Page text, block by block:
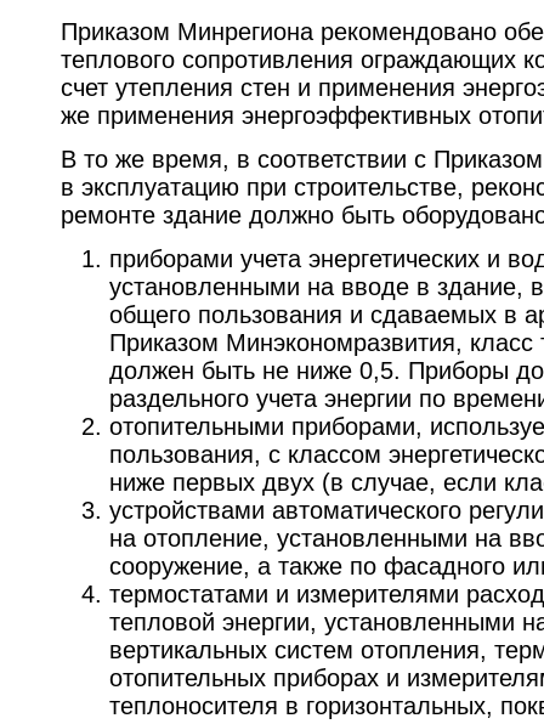
Приказом Минрегиона рекомендовано
теплового сопротивления ограждающих
счет утепления стен и применения
же применения энергоэффективных
В то же время, в соответствии с
в эксплуатацию при строительстве,
ремонте здание должно быть
приборами учета энергетических и
установленными на вводе в здание,
общего пользования и сдаваемых в
Приказом Минэкономразвития, класс
должен быть не ниже 0,5. Приборы
раздельного учета энергии по
отопительными приборами,
пользования, с классом
ниже первых двух (в случае, если
устройствами автоматического
на отопление, установленными на
сооружение, а также по фасадного
термостатами и измерителями
тепловой энергии, установленными
вертикальных систем отопления,
отопительных приборах и
теплоносителя в горизонтальных,